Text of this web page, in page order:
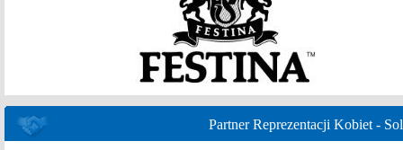
Partner Reprezentacji Kobiet -